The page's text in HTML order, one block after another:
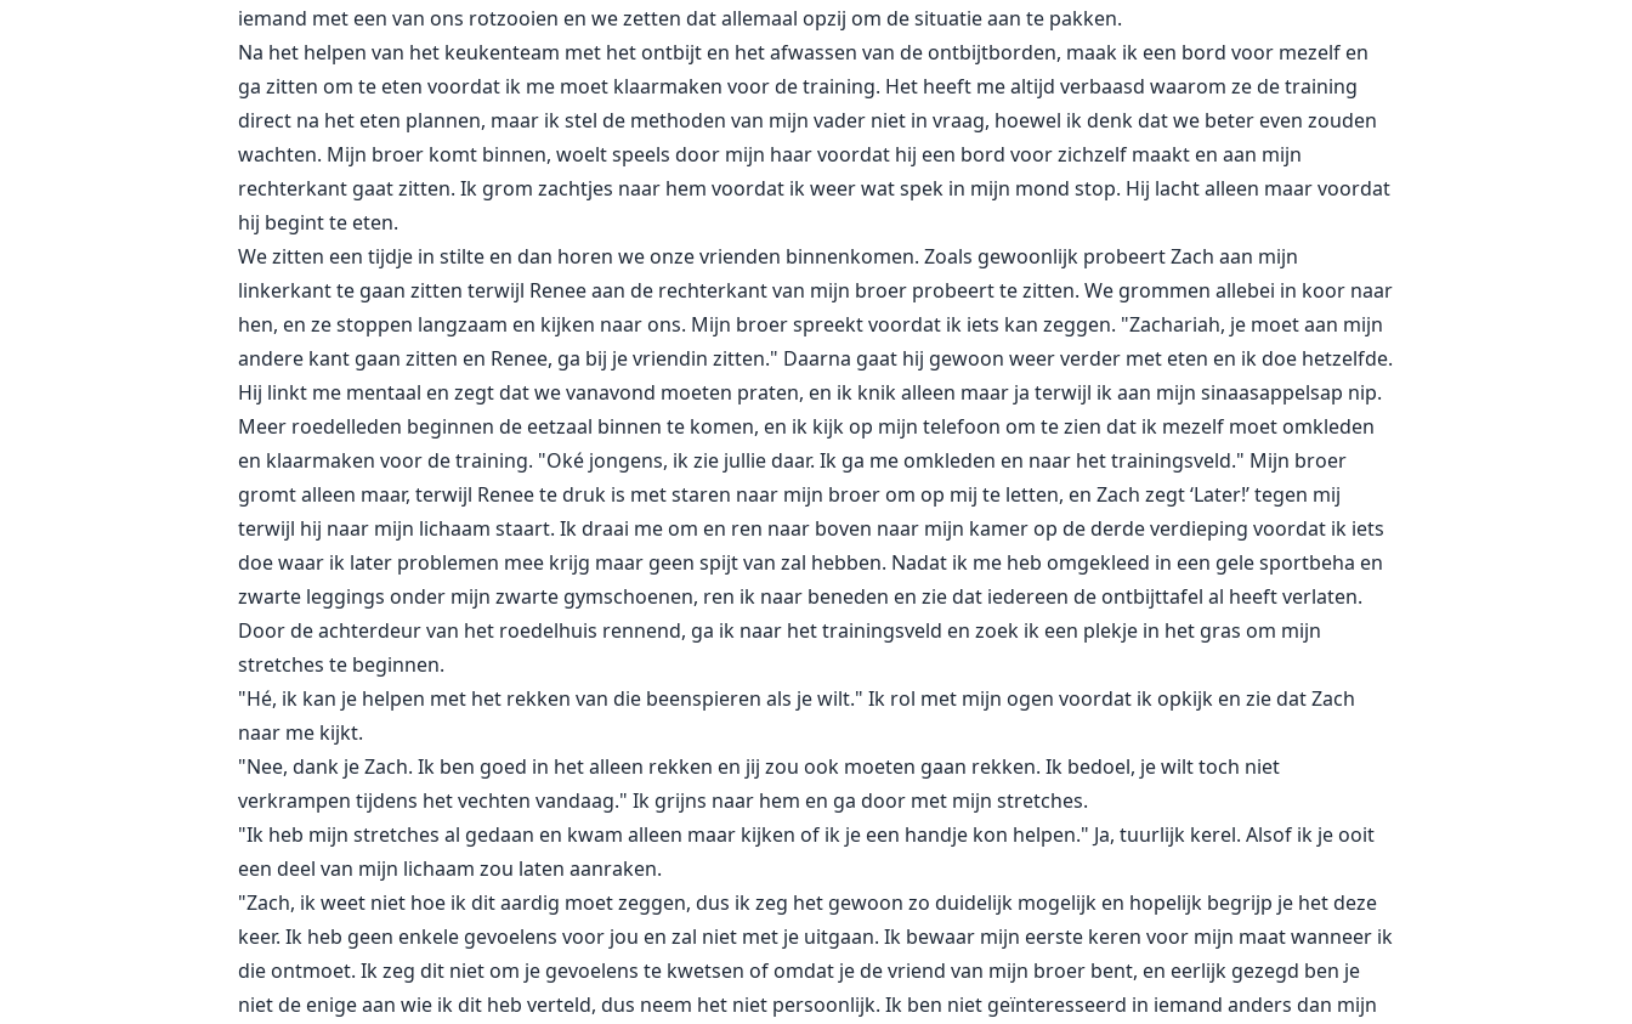
iemand met een van ons rotzooien en we zetten dat allemaal opzij om de situatie aan te pakken.
Na het helpen van het keukenteam met het ontbijt en het afwassen van de ontbijtborden, maak ik een bord voor mezelf en
ga zitten om te eten voordat ik me moet klaarmaken voor de training. Het heeft me altijd verbaasd waarom ze de training
direct na het eten plannen, maar ik stel de methoden van mijn vader niet in vraag, hoewel ik denk dat we beter even zouden
wachten. Mijn broer komt binnen, woelt speels door mijn haar voordat hij een bord voor zichzelf maakt en aan mijn
rechterkant gaat zitten. Ik grom zachtjes naar hem voordat ik weer wat spek in mijn mond stop. Hij lacht alleen maar voordat
hij begint te eten.
We zitten een tijdje in stilte en dan horen we onze vrienden binnenkomen. Zoals gewoonlijk probeert Zach aan mijn
linkerkant te gaan zitten terwijl Renee aan de rechterkant van mijn broer probeert te zitten. We grommen allebei in koor naar
hen, en ze stoppen langzaam en kijken naar ons. Mijn broer spreekt voordat ik iets kan zeggen. "Zachariah, je moet aan mijn
andere kant gaan zitten en Renee, ga bij je vriendin zitten." Daarna gaat hij gewoon weer verder met eten en ik doe hetzelfde.
Hij linkt me mentaal en zegt dat we vanavond moeten praten, en ik knik alleen maar ja terwijl ik aan mijn sinaasappelsap nip.
Meer roedelleden beginnen de eetzaal binnen te komen, en ik kijk op mijn telefoon om te zien dat ik mezelf moet omkleden
en klaarmaken voor de training. "Oké jongens, ik zie jullie daar. Ik ga me omkleden en naar het trainingsveld." Mijn broer
gromt alleen maar, terwijl Renee te druk is met staren naar mijn broer om op mij te letten, en Zach zegt ‘Later!’ tegen mij
terwijl hij naar mijn lichaam staart. Ik draai me om en ren naar boven naar mijn kamer op de derde verdieping voordat ik iets
doe waar ik later problemen mee krijg maar geen spijt van zal hebben. Nadat ik me heb omgekleed in een gele sportbeha en
zwarte leggings onder mijn zwarte gymschoenen, ren ik naar beneden en zie dat iedereen de ontbijttafel al heeft verlaten.
Door de achterdeur van het roedelhuis rennend, ga ik naar het trainingsveld en zoek ik een plekje in het gras om mijn
stretches te beginnen.
"Hé, ik kan je helpen met het rekken van die beenspieren als je wilt." Ik rol met mijn ogen voordat ik opkijk en zie dat Zach
naar me kijkt.
"Nee, dank je Zach. Ik ben goed in het alleen rekken en jij zou ook moeten gaan rekken. Ik bedoel, je wilt toch niet
verkrampen tijdens het vechten vandaag." Ik grijns naar hem en ga door met mijn stretches.
"Ik heb mijn stretches al gedaan en kwam alleen maar kijken of ik je een handje kon helpen." Ja, tuurlijk kerel. Alsof ik je ooit
een deel van mijn lichaam zou laten aanraken.
"Zach, ik weet niet hoe ik dit aardig moet zeggen, dus ik zeg het gewoon zo duidelijk mogelijk en hopelijk begrijp je het deze
keer. Ik heb geen enkele gevoelens voor jou en zal niet met je uitgaan. Ik bewaar mijn eerste keren voor mijn maat wanneer ik
die ontmoet. Ik zeg dit niet om je gevoelens te kwetsen of omdat je de vriend van mijn broer bent, en eerlijk gezegd ben je
niet de enige aan wie ik dit heb verteld, dus neem het niet persoonlijk. Ik ben niet geïnteresseerd in iemand anders dan mijn